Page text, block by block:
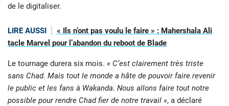
de le digitaliser.
LIRE AUSSI
« Ils n’ont pas voulu le faire » : Mahershala Ali
tacle Marvel pour l’abandon du reboot de Blade
Le tournage durera six mois. « C’est clairement très triste
sans Chad. Mais tout le monde a hâte de pouvoir faire revenir
le public et les fans à Wakanda. Nous allons faire tout notre
possible pour rendre Chad fier de notre travail », a déclaré